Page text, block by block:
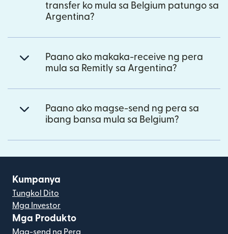
transfer ko mula sa Belgium patungo sa
Argentina?
Paano ako makaka-receive ng pera
mula sa Remitly sa Argentina?
Paano ako magse-send ng pera sa
ibang bansa mula sa Belgium?
Kumpanya
Tungkol Dito
Mga Investor
Mga Produkto
Mag-send ng Pera